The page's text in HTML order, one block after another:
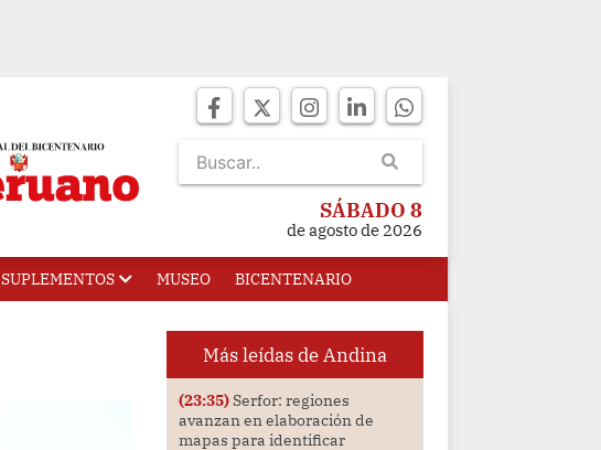
SÁBADO 8
de agosto de 2026
SUPLEMENTOS MUSEO BICENTENARIO
Más leídas de Andina
(23:35)Serfor: regiones
avanzan en elaboración de
mapas para identificar